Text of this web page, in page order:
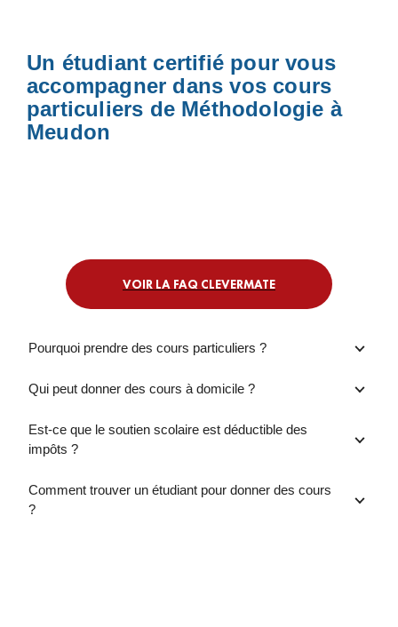
Un étudiant certifié pour vous
accompagner dans vos cours
particuliers de Méthodologie à
Meudon
VOIR LA FAQ CLEVERMATE
Pourquoi prendre des cours particuliers ?
Qui peut donner des cours à domicile ?
Est-ce que le soutien scolaire est déductible des
impôts ?
Comment trouver un étudiant pour donner des cours
?